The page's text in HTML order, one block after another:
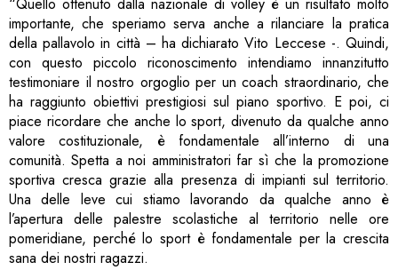
“Quello ottenuto dalla nazionale di volley è un risultato molto
importante, che speriamo serva anche a rilanciare la pratica
della pallavolo in città – ha dichiarato Vito Leccese -. Quindi,
con questo piccolo riconoscimento intendiamo innanzitutto
testimoniare il nostro orgoglio per un coach straordinario, che
ha raggiunto obiettivi prestigiosi sul piano sportivo. E poi, ci
piace ricordare che anche lo sport, divenuto da qualche anno
valore costituzionale, è fondamentale all’interno di una
comunità. Spetta a noi amministratori far sì che la promozione
sportiva cresca grazie alla presenza di impianti sul territorio.
Una delle leve cui stiamo lavorando da qualche anno è
l’apertura delle palestre scolastiche al territorio nelle ore
pomeridiane, perché lo sport è fondamentale per la crescita
sana dei nostri ragazzi.